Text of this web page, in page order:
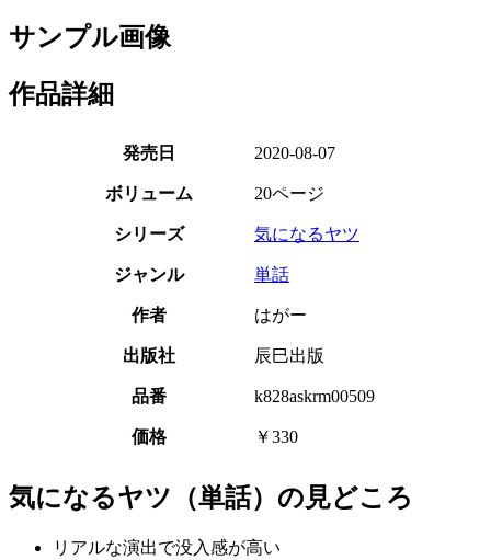
サンプル画像
作品詳細
発売日 2020-08-07
ボリューム 20ページ
シリーズ 気になるヤツ
ジャンル 単話
作者 はがー
出版社 辰巳出版
品番 k828askrm00509
価格 ￥330
気になるヤツ（単話）の見どころ
リアルな演出で没入感が高い